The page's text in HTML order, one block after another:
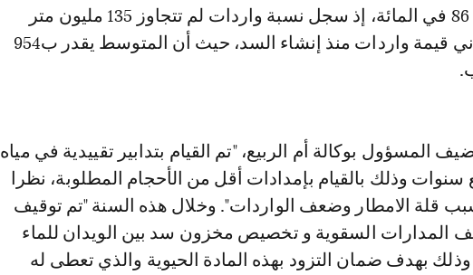
عجز وصلت إلى 86 في المائة، إذ سجل نسبة واردات لم تتجاوز 135 مليون متر
مكعب، وتعتبرأدني قيمة واردات منذ إنشاء السد، حيث أن المتوسط يقدر ب954
المسؤول بوكالة أم الربيع، "تم القيام بتدابير تقييدية في مياه
سنوات وذلك بالقيام بإمدادات أقل من الأحجام المطلوبة، نظرا
قلة الامطار وضعف الواردات". وخلال هذه السنة "تم توقيف
المدارات السقوية و تخصیص مخزون سد بين الويدان للماء
بهدف ضمان التزود بهذه المادة الحيوية والذي تعطى له